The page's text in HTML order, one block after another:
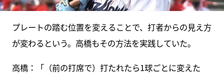
プレートの踏む位置を変えることで、打者からの見え方
が変わるという。高橋もその方法を実践していた。
高橋：「（前の打席で）打たれたら1球ごとに変えた